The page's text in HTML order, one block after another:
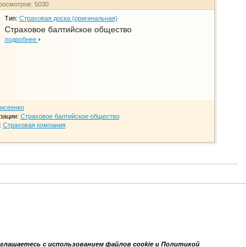
5030
Тип: Страховая доска (оригинальная)
Страховое балтийское общество
подробнее
Страховое балтийское общество
Страховая компания
с использованием файлов cookie и Политикой